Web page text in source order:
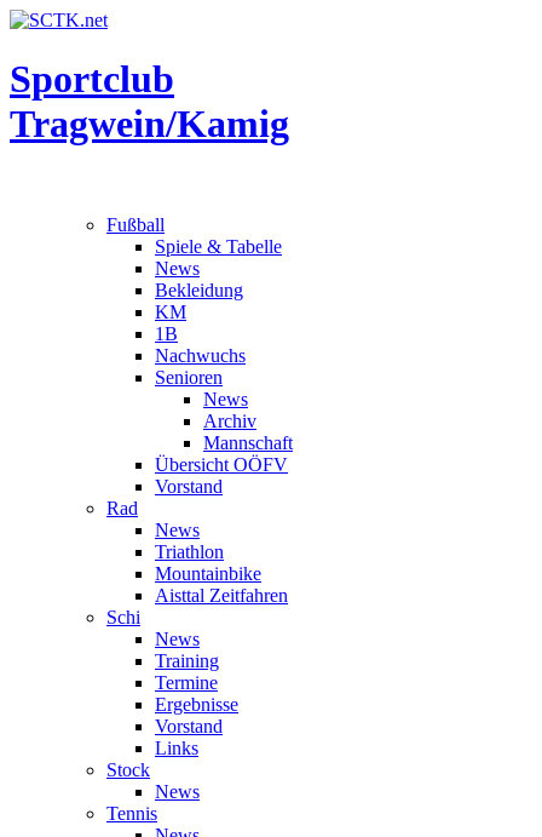
Sportclub
Tragwein/Kamig
Fußball
Spiele & Tabelle
News
Bekleidung
KM
1B
Nachwuchs
Senioren
News
Archiv
Mannschaft
Übersicht OÖFV
Vorstand
Rad
News
Triathlon
Mountainbike
Aisttal Zeitfahren
Schi
News
Training
Termine
Ergebnisse
Vorstand
Links
Stock
News
Tennis